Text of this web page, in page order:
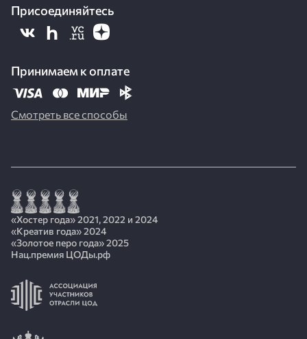
Присоединяйтесь
Принимаем к оплате
Смотреть все способы
«Хостер года» 2021, 2022 и 2024
«Креатив года» 2024
«Золотое перо года» 2025
Нац.премия ЦОДы.рф